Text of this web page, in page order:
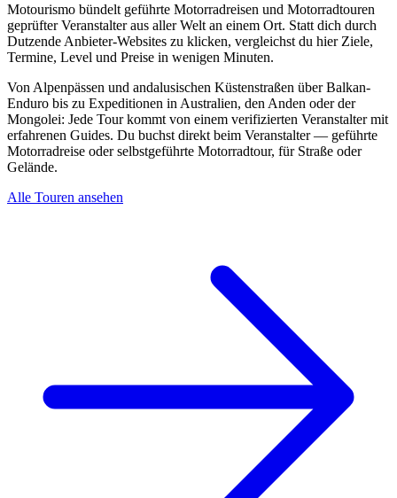
Motourismo bündelt geführte Motorradreisen und Motorradtouren
geprüfter Veranstalter aus aller Welt an einem Ort. Statt dich durch
Dutzende Anbieter-Websites zu klicken, vergleichst du hier Ziele,
Termine, Level und Preise in wenigen Minuten.
Von Alpenpässen und andalusischen Küstenstraßen über Balkan-
Enduro bis zu Expeditionen in Australien, den Anden oder der
Mongolei: Jede Tour kommt von einem verifizierten Veranstalter mit
erfahrenen Guides. Du buchst direkt beim Veranstalter — geführte
Motorradreise oder selbstgeführte Motorradtour, für Straße oder
Gelände.
Alle Touren ansehen